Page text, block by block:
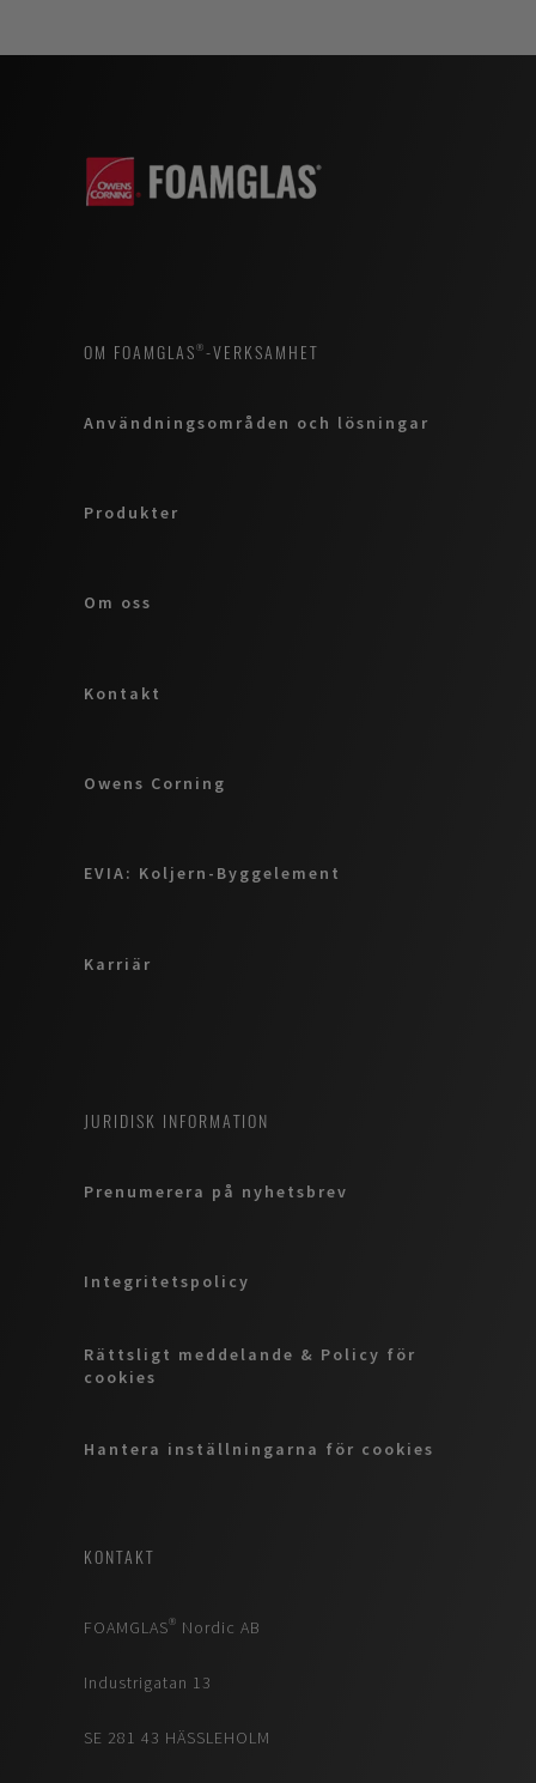
OM FOAMGLAS®-VERKSAMHET
Användningsområden och lösningar
Produkter
Om oss
Kontakt
Owens Corning
EVIA: Koljern-Byggelement
Karriär
JURIDISK INFORMATION
Prenumerera på nyhetsbrev
Integritetspolicy
Rättsligt meddelande & Policy för
cookies
Hantera inställningarna för cookies
KONTAKT
FOAMGLAS® Nordic AB
Industrigatan 13
SE 281 43 HÄSSLEHOLM